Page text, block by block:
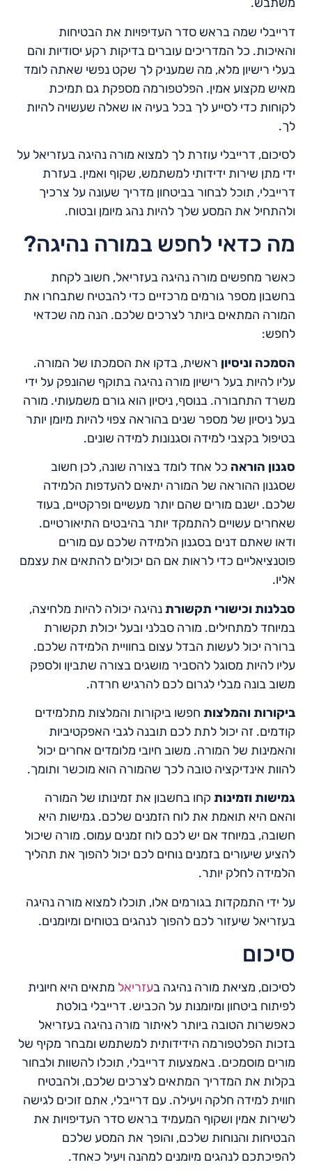
דרייבלי שמה בראש סדר העדיפויות את הבטיחות
והאיכות. כל המדריכים עוברים בדיקות רקע יסודיות והם
בעלי רישיון מלא, מה שמעניק לך שקט נפשי שאתה לומד
מאיש מקצוע אמין. הפלטפורמה מספקת גם תמיכת
לקוחות כדי לסייע לך בכל בעיה או שאלה שעשויה להיות
לך.
לסיכום, דרייבלי עוזרת לך למצוא מורה נהיגה בעזריאל על
ידי מתן שירות ידידותי למשתמש, שקוף ואמין. בעזרת
דרייבלי, תוכל לבחור בביטחון מדריך שעונה על צרכיך
ולהתחיל את המסע שלך להיות נהג מיומן ובטוח.
מה כדאי לחפש במורה נהיגה?
כאשר מחפשים מורה נהיגה בעזריאל, חשוב לקחת
בחשבון מספר גורמים מרכזיים כדי להבטיח שתבחרו את
המורה המתאים ביותר לצרכים שלכם. הנה מה שכדאי
לחפש:
הסמכה וניסיון ראשית, בדקו את הסמכתו של המורה.
עליו להיות בעל רישיון מורה נהיגה בתוקף שהונפק על ידי
משרד התחבורה. בנוסף, ניסיון הוא גורם משמעותי. מורה
בעל ניסיון של מספר שנים בהוראה צפוי להיות מיומן יותר
בטיפול בקצבי למידה וסגנונות למידה שונים.
סגנון הוראה כל אחד לומד בצורה שונה, לכן חשוב
שסגנון ההוראה של המורה יתאים להעדפות הלמידה
שלכם. ישנם מורים שהם יותר מעשיים ופרקטיים, בעוד
שאחרים עשויים להתמקד יותר בהיבטים התיאורטיים.
ודאו שאתם דנים בסגנון הלמידה שלכם עם מורים
פוטנציאליים כדי לראות אם הם יכולים להתאים את עצמם
אליו.
סבלנות וכישורי תקשורתנהיגה יכולה להיות מלחיצה,
במיוחד למתחילים. מורה סבלני ובעל יכולת תקשורת
ברורה יכול לעשות הבדל עצום בחוויית הלמידה שלכם.
עליו להיות מסוגל להסביר מושגים בצורה שתביןו ולספק
משוב בונה מבלי לגרום לכם להרגיש חרדה.
ביקורות והמלצות חפשו ביקורות והמלצות מתלמידים
קודמים. זה יכול לתת לכם תובנה לגבי האפקטיביות
והאמינות של המורה. משוב חיובי מלומדים אחרים יכול
להוות אינדיקציה טובה לכך שהמורה הוא מוכשר ותומך.
גמישות וזמינותקחו בחשבון את זמינותו של המורה
והאם היא תואמת את לוח הזמנים שלכם. גמישות היא
חשובה, במיוחד אם יש לכם לוח זמנים עמוס. מורה שיכול
להציע שיעורים בזמנים נוחים לכם יכול להפוך את תהליך
הלמידה לחלק יותר.
על ידי התמקדות בגורמים אלו, תוכלו למצוא מורה נהיגה
בעזריאל שיעזור לכם להפוך לנהגים בטוחים ומיומנים.
סיכום
לסיכום, מציאת מורה נהיגה בעזריאל מתאים היא חיונית
לפיתוח ביטחון ומיומנות על הכביש. דרייבלי בולטת
כאפשרות הטובה ביותר לאיתור מורה נהיגה בעזריאל
בזכות הפלטפורמה הידידותית למשתמש ומבחר מקיף של
מורים מוסמכים. באמצעות דרייבלי, תוכלו להשוות ולבחור
בקלות את המדריך המתאים לצרכים שלכם, ולהבטיח
חווית למידה חלקה ויעילה. עם דרייבלי, אתם זוכים לגישה
לשירות אמין ושקוף המעמיד בראש סדר העדיפויות את
הבטיחות והנוחות שלכם, והופך את המסע שלכם
להפיכתכם לנהגים מיומנים למהנה ויעיל כאחד.